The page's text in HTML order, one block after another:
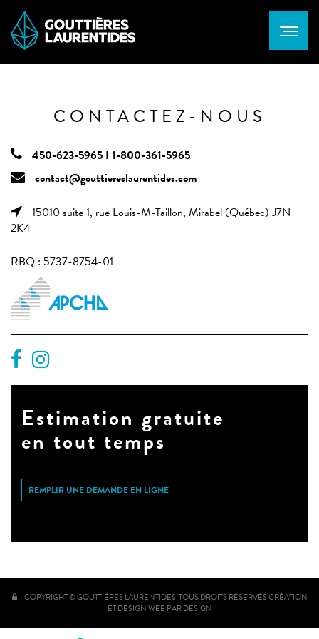
CONTACTEZ-NOUS
450-623-5965 I 1-800-361-5965
contact@gouttiereslaurentides.com
15010 suite 1, rue Louis-M-Taillon, Mirabel (Québec) J7N
2K4
RBQ : 5737-8754-01
Estimation gratuite
en tout temps
REMPLIR UNE DEMANDE EN LIGNE
COPYRIGHT © GOUTTIÈRES LAURENTIDES. TOUS DROITS RÉSERVÉSCRÉATION
ET DESIGN WEB PAR DESIGN